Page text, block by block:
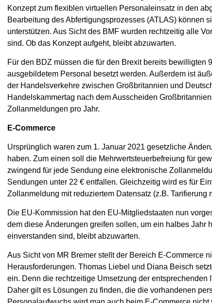
Konzept zum flexiblen virtuellen Personaleinsatz in den
Bearbeitung des Abfertigungsprozesses (ATLAS) können
unterstützen. Aus Sicht des BMF wurden rechtzeitig alle
sind. Ob das Konzept aufgeht, bleibt abzuwarten.
Für den BDZ müssen die für den Brexit bereits
ausgebildetem Personal besetzt werden. Außerdem ist
der Handelsverkehre zwischen Großbritannien und
Handelskammertag nach dem Ausscheiden
Zollanmeldungen pro Jahr.
E-Commerce
Ursprünglich waren zum 1. Januar 2021 gesetzliche
haben. Zum einen soll die Mehrwertsteuerbefreiung für
zwingend für jede Sendung eine elektronische
Sendungen unter 22 € entfallen. Gleichzeitig wird es für
Zollanmeldung mit reduziertem Datensatz (z.B. Tarifierung
Die EU-Kommission hat den EU-Mitgliedstaaten nun
dem diese Änderungen greifen sollen, um ein halbes Jahr
einverstanden sind, bleibt abzuwarten.
Aus Sicht von MR Bremer stellt der Bereich E-Commerce
Herausforderungen. Thomas Liebel und Diana Beisch
ein. Denn die rechtzeitige Umsetzung der
Daher gilt es Lösungen zu finden, die die vorhandenen